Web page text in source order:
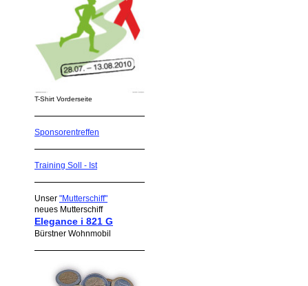
T-Shirt Vorderseite
Sponsorentreffen
Training Soll - Ist
Unser "Mutterschiff"
neues Mutterschiff
Elegance i 821 G
Bürstner Wohnmobil